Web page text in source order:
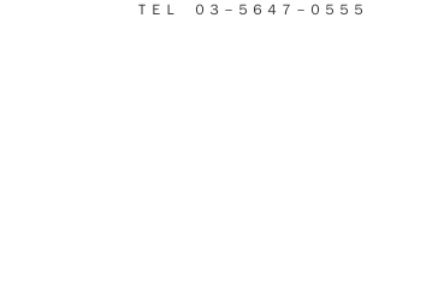
ＴＥＬ ０３－５６４７－０５５５